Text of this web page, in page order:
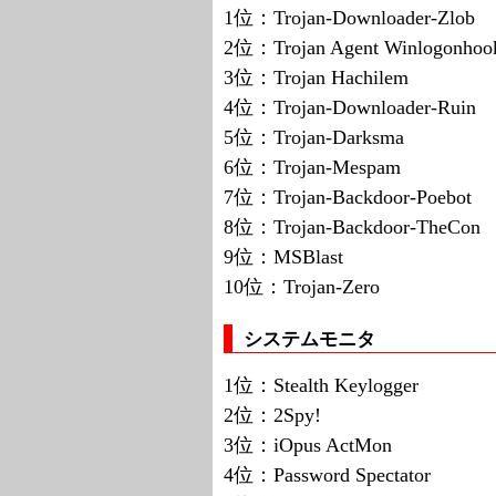
1位：Trojan-Downloader-Zlob
2位：Trojan Agent
3位：Trojan Hachilem
4位：Trojan-Downloader-Ruin
5位：Trojan-Darksma
6位：Trojan-Mespam
7位：Trojan-Backdoor-Poebot
8位：Trojan-Backdoor-TheCon
9位：MSBlast
10位：Trojan-Zero
システムモニタ
1位：Stealth Keylogger
2位：2Spy!
3位：iOpus ActMon
4位：Password Spectator